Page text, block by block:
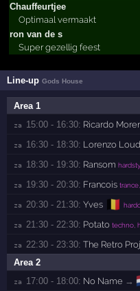
Chauff­eurtje­e
Optimaal vermaakt
ron van de s
Super gezellig feest
Line-upGods House
Area 1
za 15:00 - 16:30: Ricardo
za 16:30 - 18:30: Lorenzo Loud
za 18:30 - 19:30: Ransom
za 19:30 - 20:30: Francois
za 20:30 - 21:30: Yves 🇧🇪
za 21:30 - 22:30: Potato techno,
za 22:30 - 23:30: The Retro
Area 2
za 17:00 - 18:00: No Name →